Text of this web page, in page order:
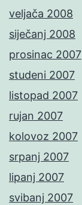
veljača 2008
siječanj 2008
prosinac 2007
studeni 2007
listopad 2007
rujan 2007
kolovoz 2007
srpanj 2007
lipanj 2007
svibanj 2007